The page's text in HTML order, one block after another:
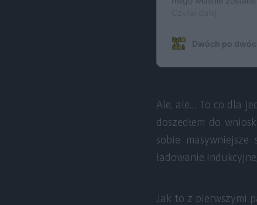
Ale, ale… To co dla
doszedłem do
sobie
ładowanie
Jak to z pierwszymi